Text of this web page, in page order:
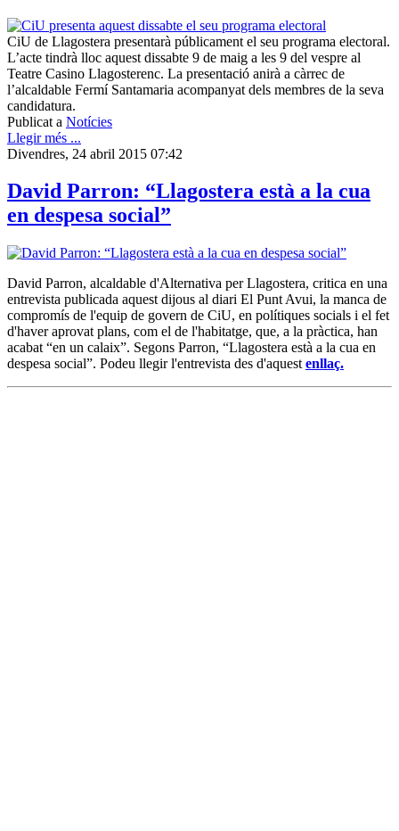
CiU de Llagostera presentarà públicament el seu programa electoral.
L’acte tindrà lloc aquest dissabte 9 de maig a les 9 del vespre al
Teatre Casino Llagosterenc. La presentació anirà a càrrec de
l’alcaldable Fermí Santamaria acompanyat dels membres de la seva
candidatura.
Publicat a Notícies
Llegir més ...
Divendres, 24 abril 2015 07:42
David Parron: “Llagostera està a la cua
en despesa social”
David Parron, alcaldable d'Alternativa per Llagostera, critica en una
entrevista publicada aquest dijous al diari El Punt Avui, la manca de
compromís de l'equip de govern de CiU, en polítiques socials i el fet
d'haver aprovat plans, com el de l'habitatge, que, a la pràctica, han
acabat “en un calaix”. Segons Parron, “Llagostera està a la cua en
despesa social”. Podeu llegir l'entrevista des d'aquest enllaç.